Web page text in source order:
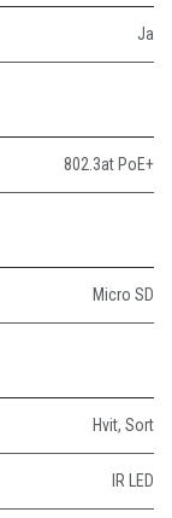
Ja
802.3at PoE+
Micro SD
Hvit, Sort
IR LED